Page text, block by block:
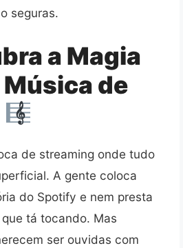
seguras.
a Magia
de
de streaming onde tudo
A gente coloca
do Spotify e nem presta
tá tocando. Mas
ser ouvidas com